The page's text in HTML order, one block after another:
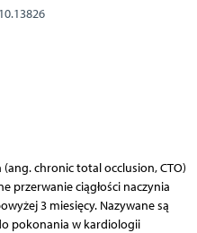
chronic total occlusion, CTO)
przerwanie ciągłości naczynia
3 miesięcy. Nazywane są
pokonania w kardiologii